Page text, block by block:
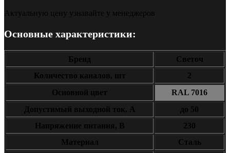
Актуальную цену узнавайте у менеджеров
Основные характеристики:
Бренд
Светоч
Количество каналов, шт
2
Основной цвет
RAL 7016
Допустимый выходной ток, А
до 50
Напряжение питания, В
230
Материал
Сталь